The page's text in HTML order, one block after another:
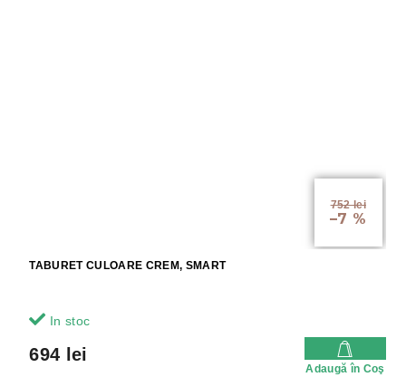
752 lei
–7 %
TABURET CULOARE CREM, SMART
In stoc
694 lei
Adaugă în Coş